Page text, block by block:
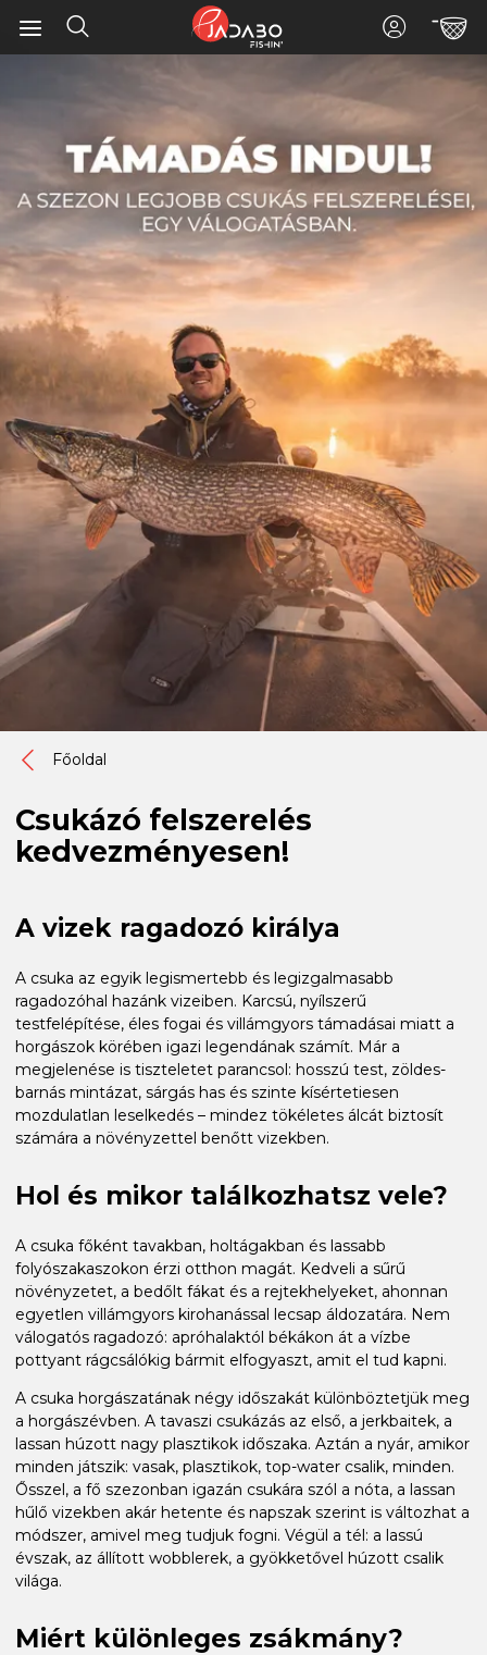
Főoldal
Csukázó felszerelés
kedvezményesen!
A vizek ragadozó királya
A csuka az egyik legismertebb és legizgalmasabb
ragadozóhal hazánk vizeiben. Karcsú, nyílszerű
testfelépítése, éles fogai és villámgyors támadásai miatt a
horgászok körében igazi legendának számít. Már a
megjelenése is tiszteletet parancsol: hosszú test, zöldes-
barnás mintázat, sárgás has és szinte kísértetiesen
mozdulatlan leselkedés – mindez tökéletes álcát biztosít
számára a növényzettel benőtt vizekben.
Hol és mikor találkozhatsz vele?
A csuka főként tavakban, holtágakban és lassabb
folyószakaszokon érzi otthon magát. Kedveli a sűrű
növényzetet, a bedőlt fákat és a rejtekhelyeket, ahonnan
egyetlen villámgyors kirohanással lecsap áldozatára. Nem
válogatós ragadozó: apróhalaktól békákon át a vízbe
pottyant rágcsálókig bármit elfogyaszt, amit el tud kapni.
A csuka horgászatának négy időszakát különböztetjük meg
a horgászévben. A tavaszi csukázás az első, a jerkbaitek, a
lassan húzott nagy plasztikok időszaka. Aztán a nyár, amikor
minden játszik: vasak, plasztikok, top-water csalik, minden.
Ősszel, a fő szezonban igazán csukára szól a nóta, a lassan
hűlő vizekben akár hetente és napszak szerint is változhat a
módszer, amivel meg tudjuk fogni. Végül a tél: a lassú
évszak, az állított wobblerek, a gyökketővel húzott csalik
világa.
Miért különleges zsákmány?